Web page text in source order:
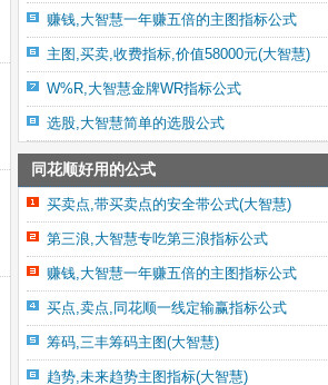
赚钱,大智慧一年赚五倍的主图指标公式
主图,买卖,收费指标,价值58000元(大智慧)
W%R,大智慧金牌WR指标公式
选股,大智慧简单的选股公式
同花顺好用的公式
买卖点,带买卖点的安全带公式(大智慧)
第三浪,大智慧专吃第三浪指标公式
赚钱,大智慧一年赚五倍的主图指标公式
买点,卖点,同花顺一线定输赢指标公式
筹码,三丰筹码主图(大智慧)
趋势,未来趋势主图指标(大智慧)